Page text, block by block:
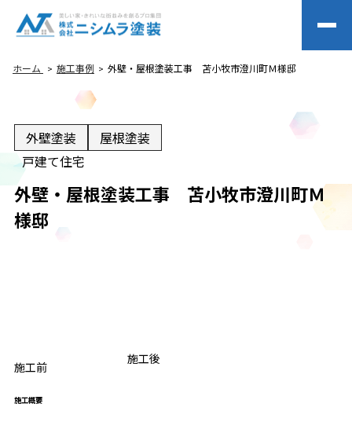
ホーム 施工事例 外壁・屋根塗装工事 苫小牧市澄川町Ｍ様邸
外壁塗装
屋根塗装
戸建て住宅
外壁・屋根塗装工事 苫小牧市澄川町Ｍ
様邸
施工前
AFTER
施工後
施工概要